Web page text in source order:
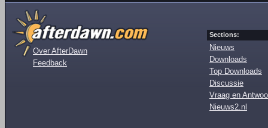
Over AfterDawn
Feedback
Sections:
Nieuws
Downloads
Top Downloads
Discussie
Vraag en
Nieuws2.nl